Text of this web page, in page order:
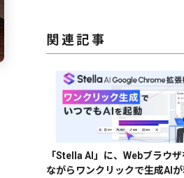
関連記事
「Stella AI」に、Webブラウ
ながらワンクリックで生成AI